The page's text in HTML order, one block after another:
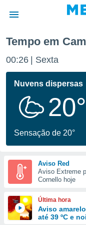
da
foi
fornecidas
a este
das
e
forma
digital
Tempo em
00:27 Sexta
Nuvens dispersas
20°
Sensação de 20°
Aviso Red
Aviso Extreme
Cornello hoje
Última hora
Aviso
até 39 ºC e